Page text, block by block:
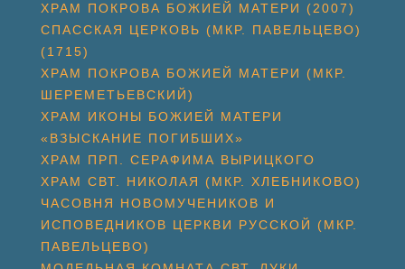
ХРАМ ПОКРОВА БОЖИЕЙ МАТЕРИ (2007)
СПАССКАЯ ЦЕРКОВЬ (МКР. ПАВЕЛЬЦЕВО)
(1715)
ХРАМ ПОКРОВА БОЖИЕЙ МАТЕРИ (МКР.
ШЕРЕМЕТЬЕВСКИЙ)
ХРАМ ИКОНЫ БОЖИЕЙ МАТЕРИ
«ВЗЫСКАНИЕ ПОГИБШИХ»
ХРАМ ПРП. СЕРАФИМА ВЫРИЦКОГО
ХРАМ СВТ. НИКОЛАЯ (МКР. ХЛЕБНИКОВО)
ЧАСОВНЯ НОВОМУЧЕНИКОВ И
ИСПОВЕДНИКОВ ЦЕРКВИ РУССКОЙ (МКР.
ПАВЕЛЬЦЕВО)